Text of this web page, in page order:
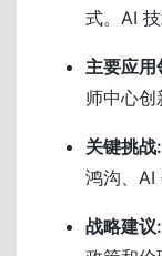
式。AI
主要应用
师中心创
关键挑战:
鸿沟、AI
战略建议: